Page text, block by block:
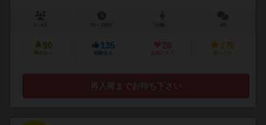
90
興味あり
135
経験あり
26
お気に入り
176
持ってる
再入荷までお待ち下さい